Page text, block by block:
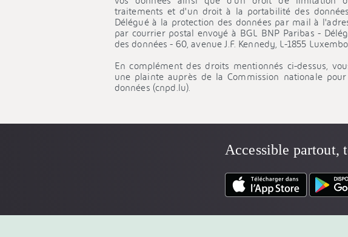
d’une transaction ou de toute communication commerciale. La
enregistrements en conformité avec la réglementation en
durée maximale de 10 ans.
traitements et d'un droit à la portabilité des
Délégué à la protection des données par mail à
par courrier postal envoyé à BGL BNP Paribas -
des données - 60, avenue J.F. Kennedy, L-1855
En complément des droits mentionnés ci-dessus,
une plainte auprès de la Commission nationale
données (cnpd.lu).
Accessible partout,